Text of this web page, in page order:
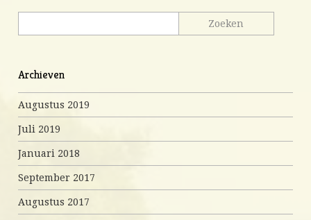
Archieven
Augustus 2019
Juli 2019
Januari 2018
September 2017
Augustus 2017